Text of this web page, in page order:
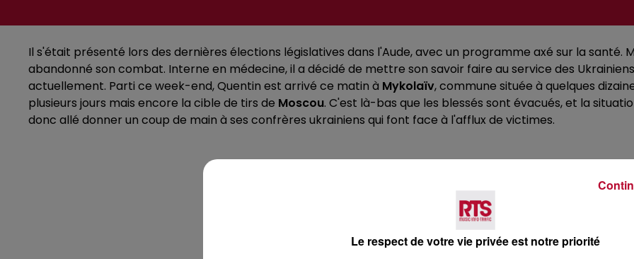
Il s'était présenté lors des dernières élections législatives dans l'Aude, avec un programme axé sur la santé.
abandonné son combat. Interne en médecine, il a décidé de mettre son savoir faire au service des
actuellement. Parti ce week-end, Quentin est arrivé ce matin à Mykolaïv, commune située à quelques
plusieurs jours mais encore la cible de tirs de Moscou. C'est là-bas que les blessés sont évacués, et la
donc allé donner un coup de main à ses confrères ukrainiens qui font face à l'afflux de victimes.
Le respect de votre vie privée est notre priorité